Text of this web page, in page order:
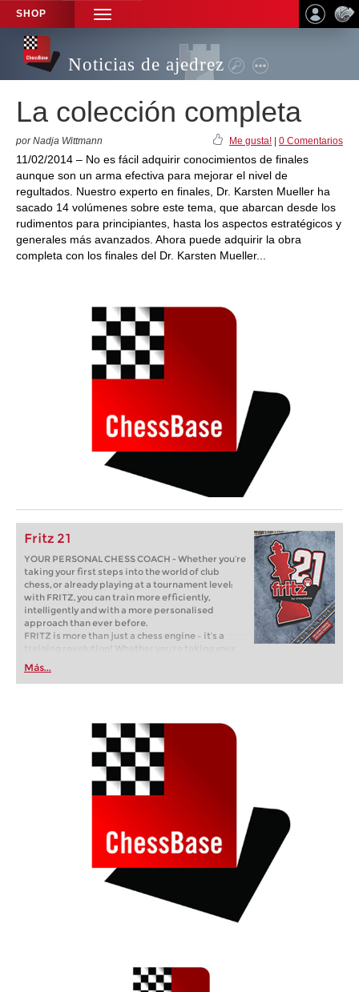
SHOP
TOGGLE
NAVIGATION
Noticias de ajedrez
La colección completa
por Nadja Wittmann Me gusta! 0 Comentarios
11/02/2014 – No es fácil adquirir conocimientos de finales
aunque son un arma efectiva para mejorar el nivel de
regultados. Nuestro experto en finales, Dr. Karsten Mueller ha
sacado 14 volúmenes sobre este tema, que abarcan desde los
rudimentos para principiantes, hasta los aspectos estratégicos y
generales más avanzados. Ahora puede adquirir la obra
completa con los finales del Dr. Karsten Mueller...
Fritz 21
YOUR PERSONAL CHESS COACH - Whether you’re
taking your first steps into the world of club
chess, or already playing at a tournament level:
with FRITZ, you can train more efficiently,
intelligently and with a more personalised
approach than ever before.
FRITZ is more than just a chess engine – it’s a
training revolution! Whether you’re taking your
first steps into the world of club chess, or already
playing at a tournament level: with FRITZ, you can
train more efficiently, intelligently and with a
Más...